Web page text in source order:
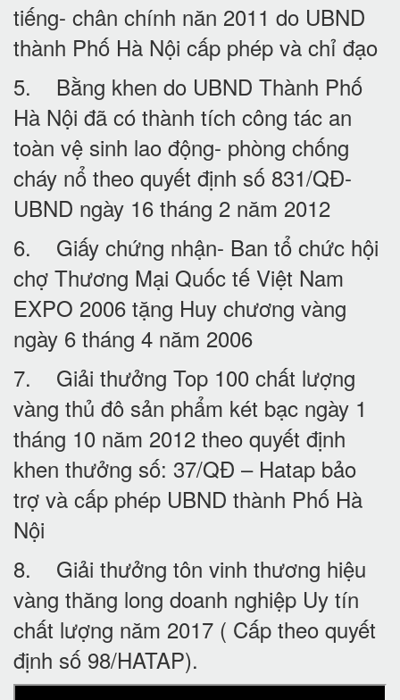
tiếng- chân chính năn 2011 do UBND
thành Phố Hà Nội cấp phép và chỉ đạo
5. Bằng khen do UBND Thành Phố
Hà Nội đã có thành tích công tác an
toàn vệ sinh lao động- phòng chống
cháy nổ theo quyết định số 831/QĐ-
UBND ngày 16 tháng 2 năm 2012
6. Giấy chứng nhận- Ban tổ chức hội
chợ Thương Mại Quốc tế Việt Nam
EXPO 2006 tặng Huy chương vàng
ngày 6 tháng 4 năm 2006
7. Giải thưởng Top 100 chất lượng
vàng thủ đô sản phẩm két bạc ngày 1
tháng 10 năm 2012 theo quyết định
khen thưởng số: 37/QĐ – Hatap bảo
trợ và cấp phép UBND thành Phố Hà
Nội
8. Giải thưởng tôn vinh thương hiệu
vàng thăng long doanh nghiệp Uy tín
chất lượng năm 2017 ( Cấp theo quyết
định số 98/HATAP).